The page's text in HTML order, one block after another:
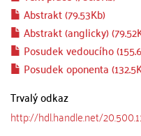
Abstrakt (79.53Kb)
Abstrakt (anglicky)
Posudek vedoucího
Posudek oponenta
Trvalý odkaz
http://hdl.handle.net/